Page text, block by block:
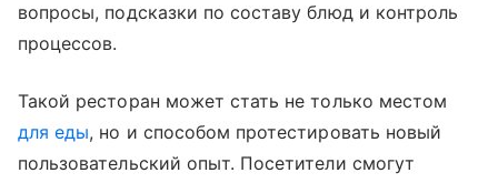
вопросы, подсказки по составу блюд и контроль
процессов.
Такой ресторан может стать не только местом
для еды, но и способом протестировать новый
пользовательский опыт. Посетители смогут